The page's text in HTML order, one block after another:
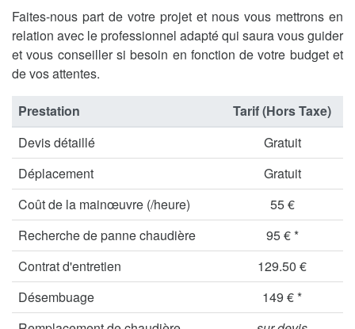
Faites-nous part de votre projet et nous vous mettrons en
relation avec le professionnel adapté qui saura vous guider
et vous conseiller si besoin en fonction de votre budget et
de vos attentes.
Prestation
Tarif (Hors Taxe)
Devis détaillé
Gratuit
Déplacement
Gratuit
Coût de la mainœuvre (/heure)
55 €
Recherche de panne chaudière
95 € *
Contrat d'entretien
129.50 €
Désembuage
149 € *